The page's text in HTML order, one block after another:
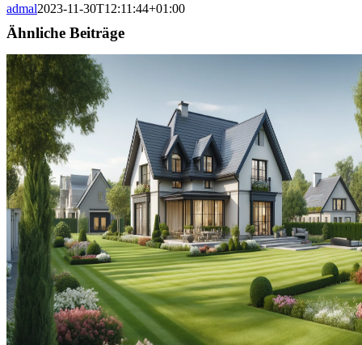
admal2023-11-30T12:11:44+01:00
Ähnliche Beiträge